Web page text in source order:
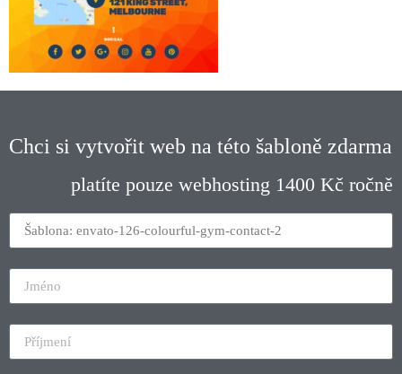
Chci si vytvořit web na této šabloně zdarma
platíte pouze webhosting 1400 Kč ročně